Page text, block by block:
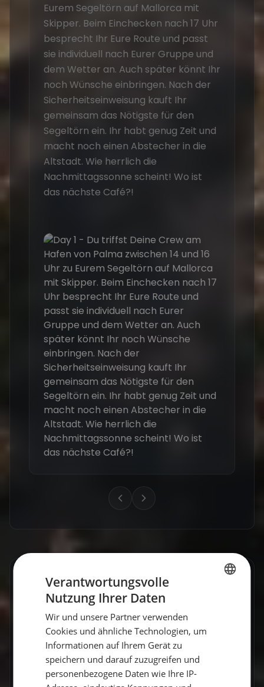
Eurem Segeltörn auf Mallorca mit
Skipper. Beim Einchecken nach 17 Uhr
besprecht Ihr Eure Route und passt
sie individuell nach Eurer Gruppe und
dem Wetter an. Auch später könnt Ihr
noch Wünsche einbringen. Nach der
Sicherheitseinweisung kauft Ihr
gemeinsam das Nötigste für den
Segeltörn ein. Ihr habt genug Zeit und
macht noch einen Abstecher in die
Altstadt. Wie herrlich die
Nachmittagssonne scheint! Wo ist
das nächste Café?!
Enthaltene Leistungen
7 Nächte auf einer modernen Yacht
Erfahrener Skipper
Bettwäsche
1 Handtuch pro Person
Dinghi(Beiboot)
Verantwortungsvolle
Nutzung Ihrer Daten
Wir und unsere Partner verwenden
Cookies und ähnliche Technologien, um
Informationen auf Ihrem Gerät zu
speichern und darauf zuzugreifen und
personenbezogene Daten wie Ihre IP-